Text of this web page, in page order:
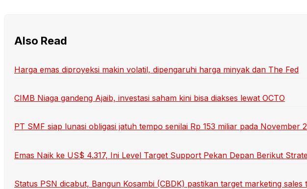
Also Read
Harga emas diproyeksi makin volatil, dipengaruhi harga minyak dan The Fed
CIMB Niaga gandeng Ajaib, investasi saham kini bisa diakses lewat OCTO
PT SMF siap lunasi obligasi jatuh tempo senilai Rp 153 miliar pada November
Emas Naik ke US$ 4.317, Ini Level Target Support Pekan Depan Berikut
Status PSN dicabut, Bangun Kosambi (CBDK) pastikan target marketing sales